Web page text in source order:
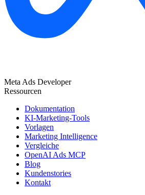
Meta Ads Developer
Ressourcen
Dokumentation
KI-Marketing-Tools
Vorlagen
Marketing Intelligence
Vergleiche
OpenAI Ads MCP
Blog
Kundenstories
Kontakt